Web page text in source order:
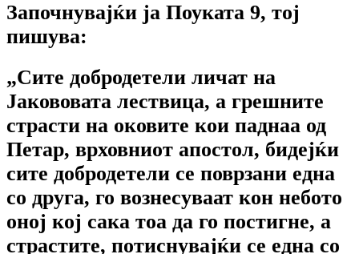
Започнувајќи ја Поуката 9, тој
пишува:
„Сите добродетели личат на
Јакововата лествица, а грешните
страсти на оковите кои паднаа од
Петар, врховниот апостол, бидејќи
сите добродетели се поврзани една
со друга, го вознесуваат кон небото
оној кој сака тоа да го постигне, а
страстите, потиснувајќи се една со